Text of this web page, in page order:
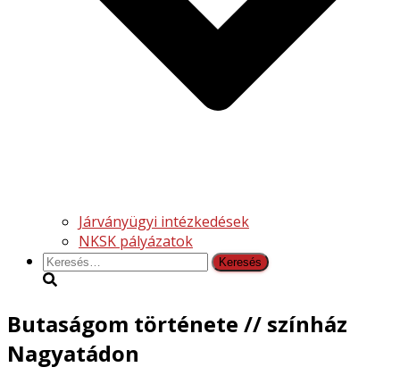
Járványügyi intézkedések
NKSK pályázatok
Keresés:
Butaságom története // színház
Nagyatádon